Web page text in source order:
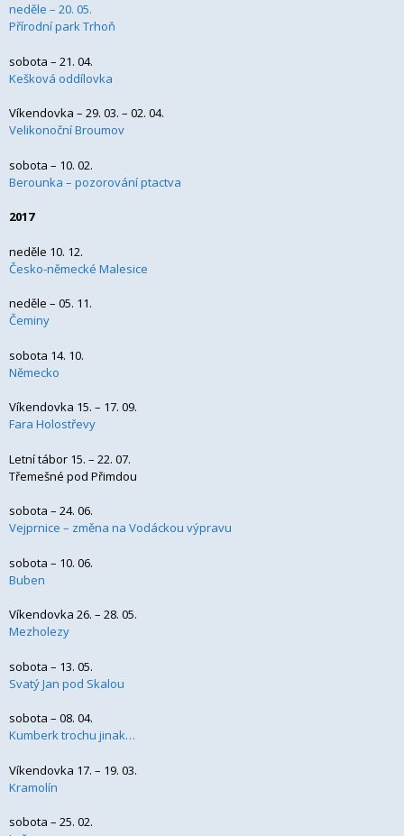
neděle – 20. 05.
Přírodní park Trhoň
sobota – 21. 04.
Kešková oddílovka
Víkendovka – 29. 03. – 02. 04.
Velikonoční Broumov
sobota – 10. 02.
Berounka – pozorování ptactva
2017
neděle 10. 12.
Česko-německé Malesice
neděle – 05. 11.
Čeminy
sobota 14. 10.
Německo
Víkendovka 15. – 17. 09.
Fara Holostřevy
Letní tábor 15. – 22. 07.
Třemešné pod Přimdou
sobota – 24. 06.
Vejprnice – změna na Vodáckou výpravu
sobota – 10. 06.
Buben
Víkendovka 26. – 28. 05.
Mezholezy
sobota – 13. 05.
Svatý Jan pod Skalou
sobota – 08. 04.
Kumberk trochu jinak…
Víkendovka 17. – 19. 03.
Kramolín
sobota – 25. 02.